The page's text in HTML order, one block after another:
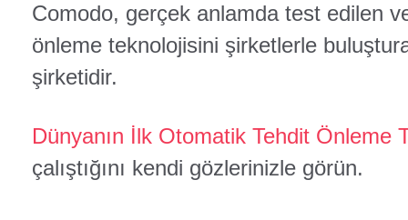
Comodo, gerçek anlamda test edilen
önleme teknolojisini şirketlerle
şirketidir.
Dünyanın İlk Otomatik Tehdit Önleme
çalıştığını kendi gözlerinizle görün.